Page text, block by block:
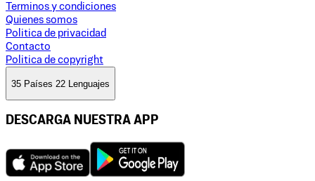
Terminos y condiciones
Quienes somos
Politica de privacidad
Contacto
Politica de copyright
35 Países 22 Lenguajes
DESCARGA NUESTRA APP